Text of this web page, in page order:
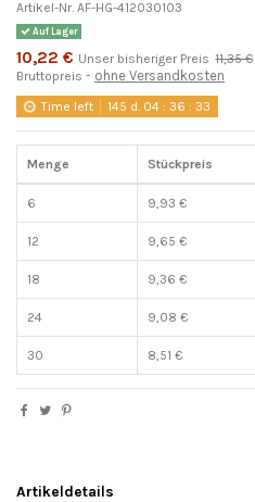
Artikel-Nr. AF-HG-412030103
Auf Lager
10,22 € Unser bisheriger Preis 11,35 €
Bruttopreis ohne Versandkosten
Time left 145 d. 04 :36 :32
Menge Stückpreis
6 9,93 €
12 9,65 €
18 9,36 €
24 9,08 €
30 8,51 €
Artikeldetails